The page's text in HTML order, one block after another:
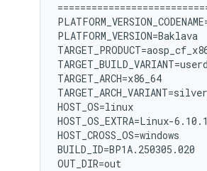
PLATFORM_VERSION=Baklava
TARGET_ARCH=x86_64
HOST_OS=linux
HOST_OS_EXTRA=Linux-
HOST_CROSS_OS=windows
BUILD_ID=BP1A.250305.020
OUT_DIR=out